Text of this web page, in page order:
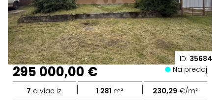
ID: 35684
295 000,00 € Na predaj
7 a viac iz. | 1 281 m² | 230,29 €/m²